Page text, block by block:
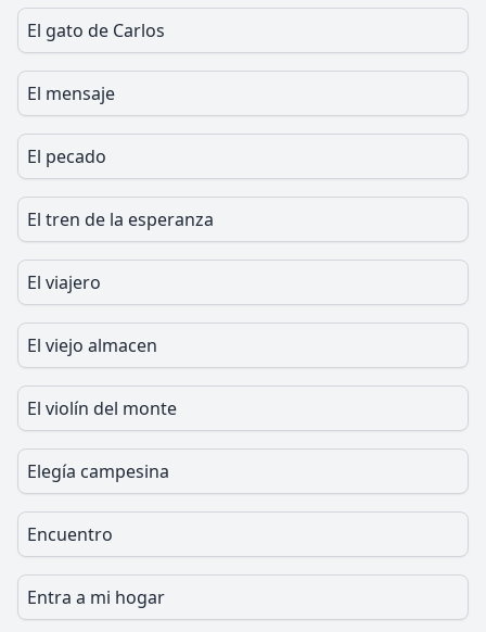
El gato de Carlos
El mensaje
El pecado
El tren de la esperanza
El viajero
El viejo almacen
El violín del monte
Elegía campesina
Encuentro
Entra a mi hogar